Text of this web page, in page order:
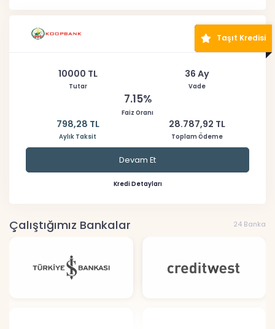
Taşıt Kredisi
10000 TL
Tutar
36 Ay
Vade
7.15%
Faiz Oranı
798,28 TL
Aylık Taksit
28.787,92 TL
Toplam Ödeme
Devam Et
Kredi Detayları
Çalıştığımız Bankalar 24 Banka